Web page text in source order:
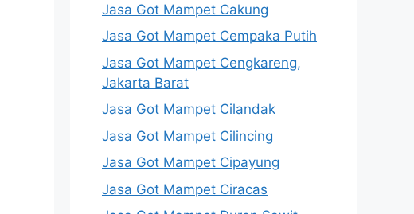
Jasa Got Mampet Cakung
Jasa Got Mampet Cempaka Putih
Jasa Got Mampet Cengkareng,
Jakarta Barat
Jasa Got Mampet Cilandak
Jasa Got Mampet Cilincing
Jasa Got Mampet Cipayung
Jasa Got Mampet Ciracas